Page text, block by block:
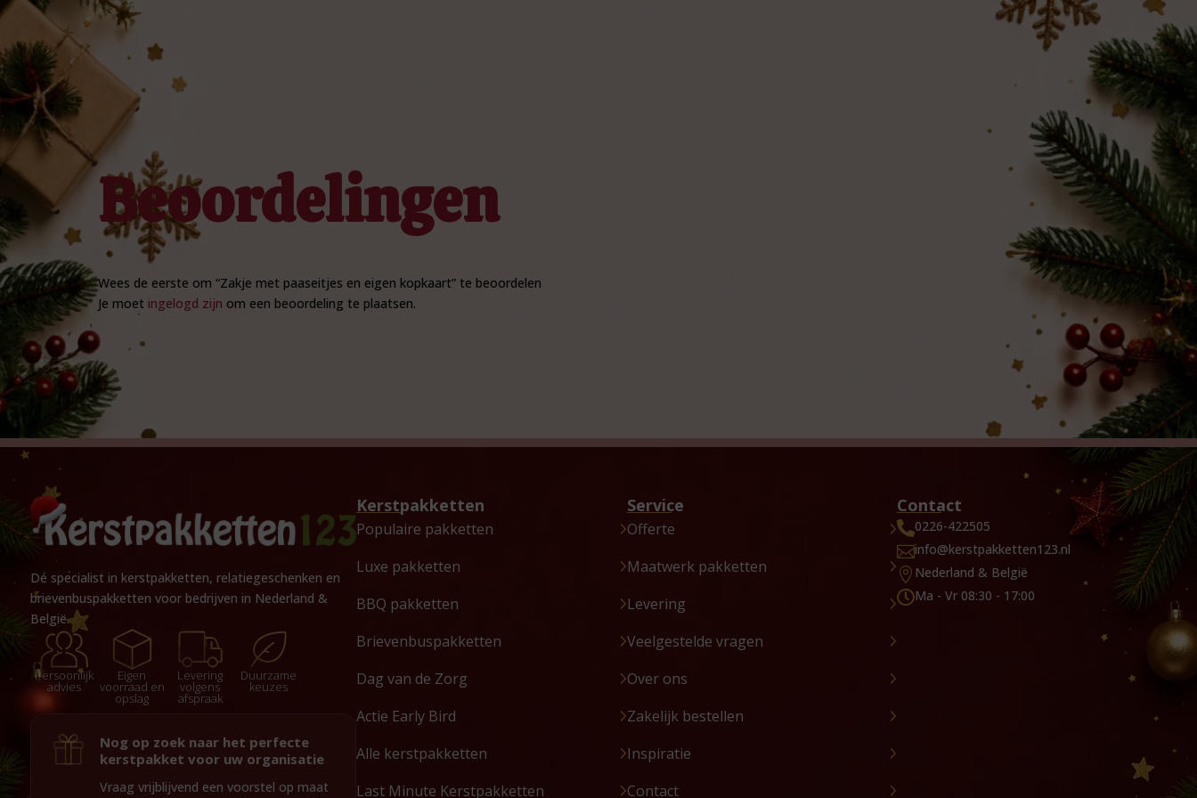
Beoordelingen
Wees de eerste om “Zakje met paaseitjes en eigen kopkaart” te beoordelen
Je moet ingelogd zijn om een beoordeling te plaatsen.
Dé specialist in kerstpakketten, relatiegeschenken en
brievenbuspakketten voor bedrijven in Nederland &
België.
Persoonlijk
advies
Eigen
voorraad en
opslag
Levering
volgens
afspraak
Duurzame
keuzes
Nog op zoek naar het perfecte
kerstpakket voor uw organisatie
Vraag vrijblijvend een voorstel op maat
Kerstpakketten
Populaire pakketten
Luxe pakketten
BBQ pakketten
Brievenbuspakketten
Dag van de Zorg
Actie Early Bird
Alle kerstpakketten
Last Minute Kerstpakketten
Service
Offerte
Maatwerk pakketten
Levering
Veelgestelde vragen
Over ons
Zakelijk bestellen
Inspiratie
Contact
Contact
0226-422505
info@kerstpakketten123.nl
 Nederland & België
Ma - Vr 08:30 - 17:00